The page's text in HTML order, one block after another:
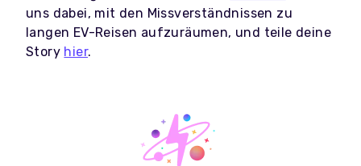
uns dabei, mit den Missverständnissen zu
langen EV-Reisen aufzuräumen, und teile deine
Story hier.